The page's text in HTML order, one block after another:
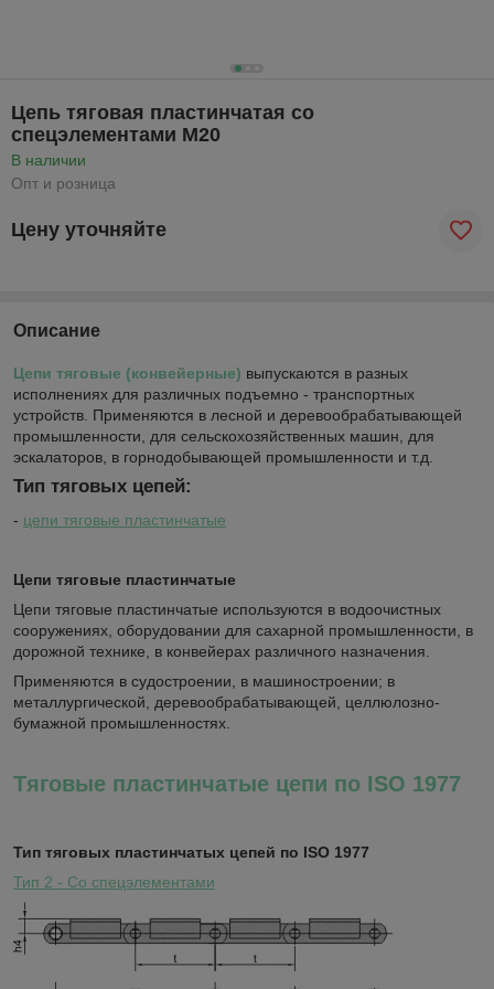
Цепь тяговая пластинчатая cо
спецэлементами M20
В наличии
Опт и розница
Цену уточняйте
Описание
Цепи тяговые (конвейерные) выпускаются в разных
исполнениях для различных подъемно - транспортных
устройств. Применяются в лесной и деревообрабатывающей
промышленности, для сельскохозяйственных машин, для
эскалаторов, в горнодобывающей промышленности и т.д.
Тип тяговых цепей:
- цепи тяговые пластинчатые
Цепи тяговые пластинчатые
Цепи тяговые пластинчатые используются в водоочистных
сооружениях, оборудовании для сахарной промышленности, в
дорожной технике, в конвейерах различного назначения.
Применяются в судостроении, в машиностроении; в
металлургической, деревообрабатывающей, целлюлозно-
бумажной промышленностях.
Тяговые пластинчатые цепи по ISO 1977
Тип тяговых пластинчатых цепей по ISO 1977
Тип 2 - Со спецэлементами